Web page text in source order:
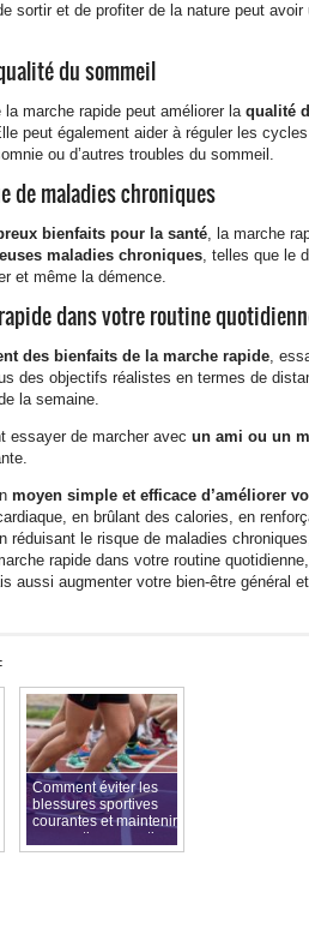
sortir et de profiter de la nature peut avoir
du sommeil
la marche rapide peut améliorer la qualité
peut également aider à réguler les
ou d’autres troubles du sommeil.
de maladies chroniques
bienfaits pour la santé, la marche
maladies chroniques, telles que le
et même la démence.
dans votre routine
des bienfaits de la marche rapide,
des objectifs réalistes en termes de
la semaine.
essayer de marcher avec un ami ou un
moyen simple et efficace d’améliorer
en brûlant des calories, en
réduisant le risque de maladies
rapide dans votre routine
aussi augmenter votre bien-être général
Comment éviter les
blessures sportives
courantes et maintenir
une pratique sportive
sûre